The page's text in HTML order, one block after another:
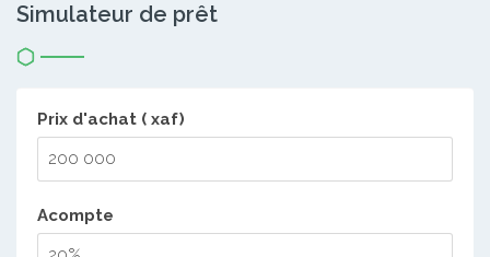
Simulateur de prêt
Prix d'achat ( xaf)
Acompte